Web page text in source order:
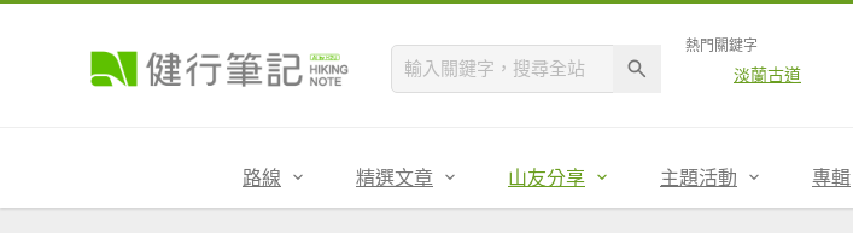
熱門關鍵字
淡蘭古道
路線 精選文章 山友分享 主題活動 專輯